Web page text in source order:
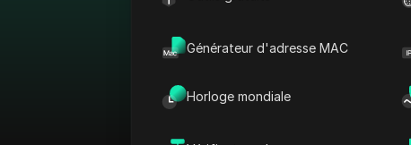
Générateur d'adresse MAC
Horloge mondiale
Plateforme
AdMob
Pays